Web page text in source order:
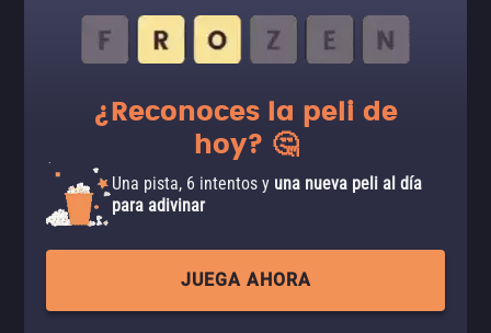
¿Reconoces la peli de
hoy? 🤔
Una pista, 6 intentos y una nueva peli al día
para adivinar
JUEGA AHORA